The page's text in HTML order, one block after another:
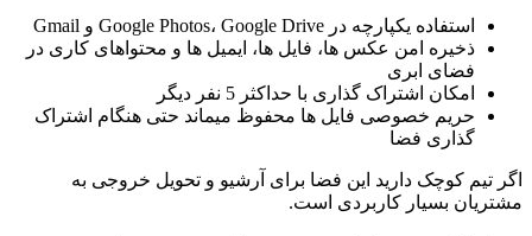
استفاده یکپارچه در Google Photos، Google Drive و Gmail
ذخیره امن عکس ها، فایل ها، ایمیل ها و محتواهای کاری در
فضای ابری
امکان اشتراک گذاری با حداکثر 5 نفر دیگر
حریم خصوصی فایل ها محفوظ میماند حتی هنگام اشتراک
گذاری فضا
اگر تیم کوچک دارید این فضا برای آرشیو و تحویل خروجی به
مشتریان بسیار کاربردی است.